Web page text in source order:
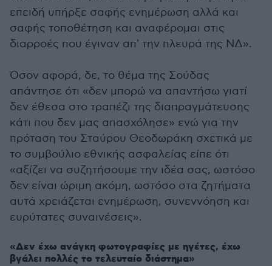
επειδή υπήρξε σαφής ενημέρωση αλλά και
σαφής τοποθέτηση και αναφέρομαι στις
διαρροές που έγιναν απ' την πλευρά της ΝΔ».
Όσον αφορά, δε, το θέμα της Σούδας
απάντησε ότι «δεν μπορώ να απαντήσω γιατί
δεν έθεσα στο τραπέζι της διαπραγμάτευσης
κάτι που δεν μας απασχόλησε» ενώ για την
πρόταση του Σταύρου Θεοδωράκη σχετικά με
το συμβούλιο εθνικής ασφαλείας είπε ότι
«αξίζει να συζητήσουμε την ιδέα σας, ωστόσο
δεν είναι ώριμη ακόμη, ωστόσο στα ζητήματα
αυτά χρειάζεται ενημέρωση, συνεννόηση και
ευρύτατες συναινέσεις».
«Δεν έχω ανάγκη φωτογραφίες με ηγέτες, έχω
βγάλει πολλές το τελευταίο διάστημα»